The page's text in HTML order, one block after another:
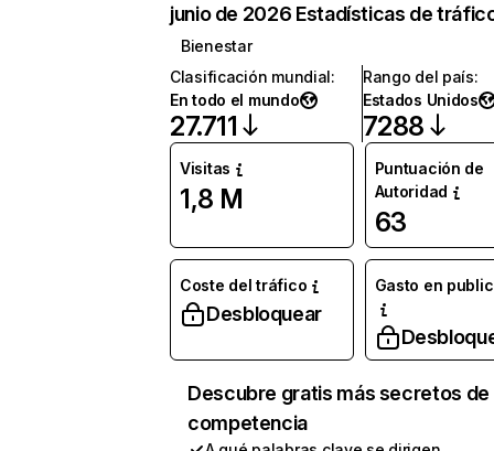
junio de 2026 Estadísticas de
Bienestar
Clasificación mundial:
En todo el mundo
27.711
Rango del país:
Estados Unidos
7288
Visitas
1,8 M
Puntuación de
Autoridad
63
Coste del tráfico
Desbloquear
Gasto en
Descubre gratis más secretos de
competencia